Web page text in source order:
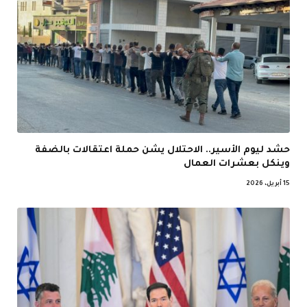
حشد ليوم الأسير.. الاحتلال يشن حملة اعتقالات بالضفة
وينكل بعشرات العمال
15 أبريل، 2026